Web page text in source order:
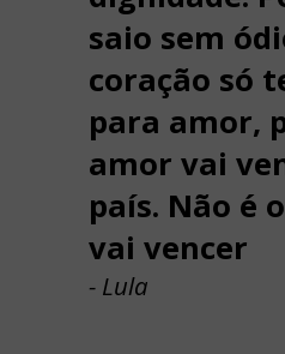
saio sem
coração só
para amor,
amor vai
país. Não é
vai vencer
- Lula